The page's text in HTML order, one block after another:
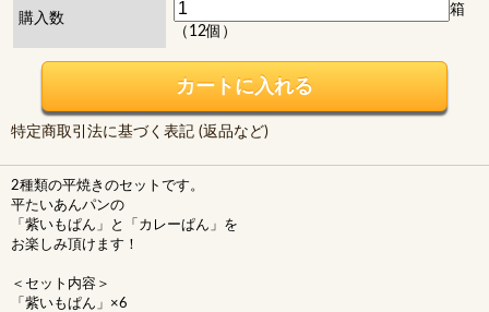
購入数
箱
（12個）
特定商取引法に基づく表記 (返品など)
2種類の平焼きのセットです。
平たいあんパンの
「紫いもぱん」と「カレーぱん」を
お楽しみ頂けます！
＜セット内容＞
「紫いもぱん」×6